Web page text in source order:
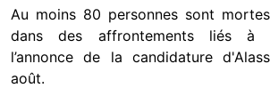
Au moins 80 personnes sont
dans des affrontements liés à
l’annonce de la candidature
août.